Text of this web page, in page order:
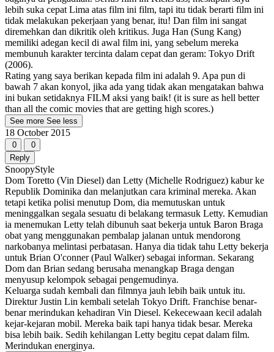
lebih suka cepat Lima atas film ini film, tapi itu tidak berarti film ini
tidak melakukan pekerjaan yang benar, itu! Dan film ini sangat
diremehkan dan dikritik oleh kritikus. Juga Han (Sung Kang)
memiliki adegan kecil di awal film ini, yang sebelum mereka
membunuh karakter tercinta dalam cepat dan geram: Tokyo Drift
(2006).
Rating yang saya berikan kepada film ini adalah 9. Apa pun di
bawah 7 akan konyol, jika ada yang tidak akan mengatakan bahwa
ini bukan setidaknya FILM aksi yang baik! (it is sure as hell better
than all the comic movies that are getting high scores.)
See more See less
18 October 2015
0
0
Reply
SnoopyStyle
Dom Toretto (Vin Diesel) dan Letty (Michelle Rodriguez) kabur ke
Republik Dominika dan melanjutkan cara kriminal mereka. Akan
tetapi ketika polisi menutup Dom, dia memutuskan untuk
meninggalkan segala sesuatu di belakang termasuk Letty. Kemudian
ia menemukan Letty telah dibunuh saat bekerja untuk Baron Braga
obat yang menggunakan pembalap jalanan untuk mendorong
narkobanya melintasi perbatasan. Hanya dia tidak tahu Letty bekerja
untuk Brian O'conner (Paul Walker) sebagai informan. Sekarang
Dom dan Brian sedang berusaha menangkap Braga dengan
menyusup kelompok sebagai pengemudinya.
Keluarga sudah kembali dan filmnya jauh lebih baik untuk itu.
Direktur Justin Lin kembali setelah Tokyo Drift. Franchise benar-
benar merindukan kehadiran Vin Diesel. Kekecewaan kecil adalah
kejar-kejaran mobil. Mereka baik tapi hanya tidak besar. Mereka
bisa lebih baik. Sedih kehilangan Letty begitu cepat dalam film.
Merindukan energinya.